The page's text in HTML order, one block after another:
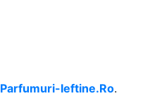
Parfumuri-Ieftine.Ro.